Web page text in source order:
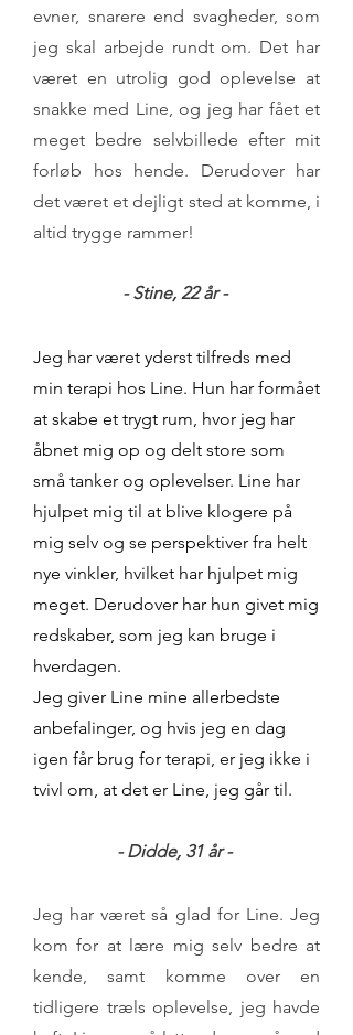
evner, snarere end svagheder, som
jeg skal arbejde rundt om. Det har
været en utrolig god oplevelse at
snakke med Line, og jeg har fået et
meget bedre selvbillede efter mit
forløb hos hende. Derudover har
det været et dejligt sted at komme, i
altid trygge rammer!
- Stine, 22 år -
Jeg har været yderst tilfreds med
min terapi hos Line. Hun har formået
at skabe et trygt rum, hvor jeg har
åbnet mig op og delt store som
små tanker og oplevelser. Line har
hjulpet mig til at blive klogere på
mig selv og se perspektiver fra helt
nye vinkler, hvilket har hjulpet mig
meget. Derudover har hun givet mig
redskaber, som jeg kan bruge i
hverdagen.
Jeg giver Line mine allerbedste
anbefalinger, og hvis jeg en dag
igen får brug for terapi, er jeg ikke i
tvivl om, at det er Line, jeg går til.
- Didde, 31år -
Jeg har været så glad for Line. Jeg
kom for at lære mig selv bedre at
kende, samt komme over en
tidligere træls oplevelse, jeg havde